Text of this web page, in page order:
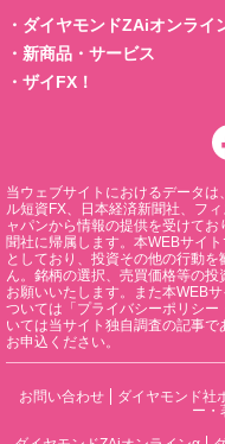
・ ダイヤモンドZAiオンライ
・ 新商品・サービス
・ ザイFX！
当ウェブサイトにおけるデータ
ル短資FX、日本経済新聞社、フ
ャパンから情報の提供を受けて
聞社に帰属します。本WEBサイ
としており、投資その他の行動
ん。銘柄の選択、売買価格等の
お願いいたします。また本WEB
ついては「プライバシーポリシ
いては当サイト独自調査の記事
お申込ください。
お問い合わせ ダイヤモンド社
ー・